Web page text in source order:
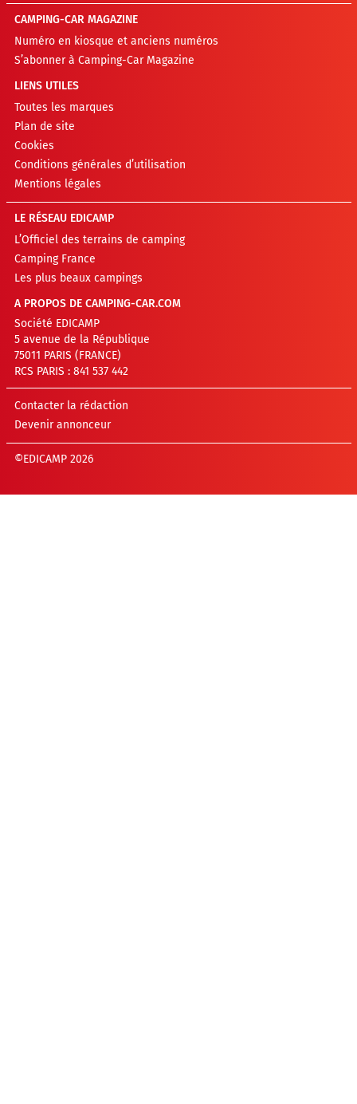
CAMPING-CAR MAGAZINE
Numéro en kiosque et anciens numéros
S’abonner à Camping-Car Magazine
LIENS UTILES
Toutes les marques
Plan de site
Cookies
Conditions générales d’utilisation
Mentions légales
LE RÉSEAU EDICAMP
L’Officiel des terrains de camping
Camping France
Les plus beaux campings
A PROPOS DE CAMPING-CAR.COM
Société EDICAMP
5 avenue de la République
75011 PARIS (FRANCE)
RCS PARIS : 841 537 442
Contacter la rédaction
Devenir annonceur
©EDICAMP 2026